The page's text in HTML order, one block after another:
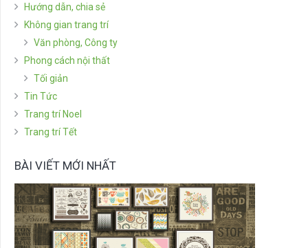
Hướng dẫn, chia sẻ
Không gian trang trí
Văn phòng, Công ty
Phong cách nội thất
Tối giản
Tin Tức
Trang trí Noel
Trang trí Tết
BÀI VIẾT MỚI NHẤT